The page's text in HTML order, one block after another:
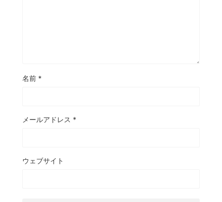
名前 *
メールアドレス *
ウェブサイト